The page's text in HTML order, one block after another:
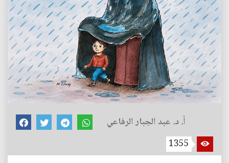
أ. د. عبد الجبار الرفاعي
1355